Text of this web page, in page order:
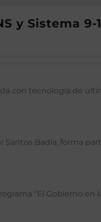
y Sistema 9-
con tecnología de
Santos Badía, forma
“El Gobierno en